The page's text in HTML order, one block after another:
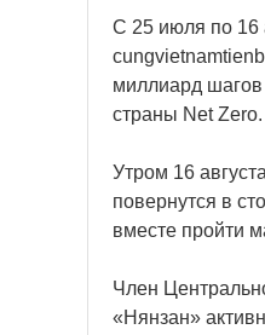
С 25 июля по 16
миллиард шагов
страны Net Zero.
Утром 16
повернутся в
вместе пройти
Член
«Нянзан»